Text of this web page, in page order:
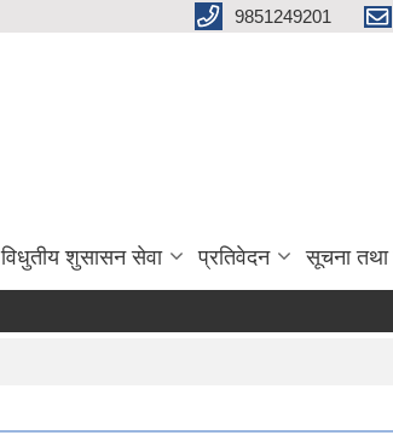
9851249201
विधुतीय शुसासन सेवा प्रतिवेदन सूचना तथा